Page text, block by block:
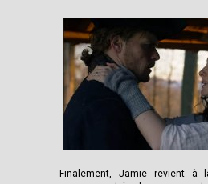
Finalement, Jamie revient à